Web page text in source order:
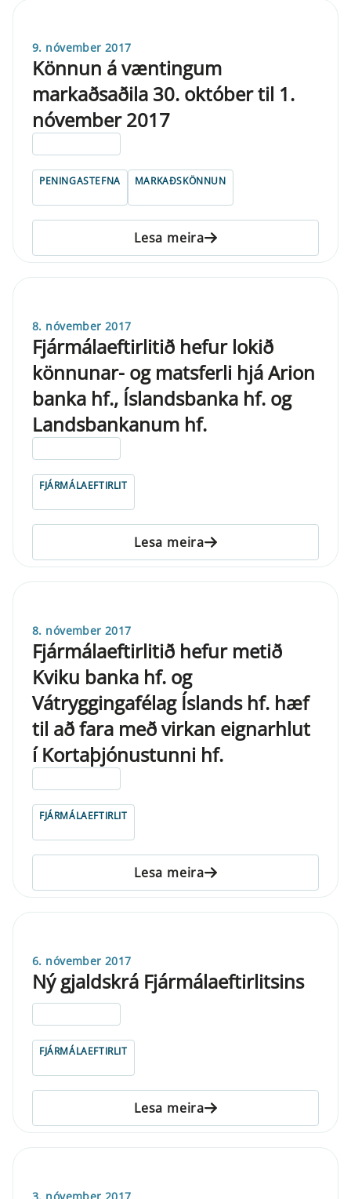
9. nóvember 2017
Könnun á væntingum
markaðsaðila 30. október til 1.
nóvember 2017
PENINGASTEFNA MARKAÐSKÖNNUN
Lesa meira
8. nóvember 2017
Fjármálaeftirlitið hefur lokið
könnunar- og matsferli hjá Arion
banka hf., Íslandsbanka hf. og
Landsbankanum hf.
FJÁRMÁLAEFTIRLIT
Lesa meira
8. nóvember 2017
Fjármálaeftirlitið hefur metið
Kviku banka hf. og
Vátryggingafélag Íslands hf. hæf
til að fara með virkan eignarhlut
í Kortaþjónustunni hf.
FJÁRMÁLAEFTIRLIT
Lesa meira
6. nóvember 2017
Ný gjaldskrá Fjármálaeftirlitsins
FJÁRMÁLAEFTIRLIT
Lesa meira